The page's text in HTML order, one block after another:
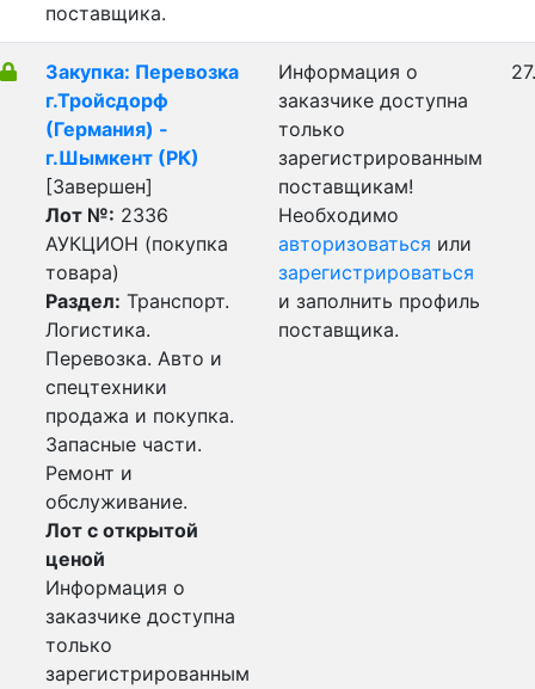
поставщика.
Закупка: Перевозка
г.Тройсдорф
(Германия) -
г.Шымкент (РК)
[Завершен]
Лот №: 2336
АУКЦИОН (покупка
товара)
Раздел: Транспорт.
Логистика.
Перевозка. Авто и
спецтехники
продажа и покупка.
Запасные части.
Ремонт и
обслуживание.
Лот с открытой
ценой
Информация о
заказчике доступна
только
зарегистрированным
Информация о
заказчике доступна
только
зарегистрированным
поставщикам!
Необходимо
авторизоваться или
зарегистрироваться
и заполнить профиль
поставщика.